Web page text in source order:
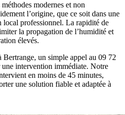
modernes et non
l’origine, que ce soit dans une
local professionnel. La rapidité de
la propagation de l’humidité et
élevés.
un simple appel au 09 72
intervention immédiate. Notre
en moins de 45 minutes,
une solution fiable et adaptée à